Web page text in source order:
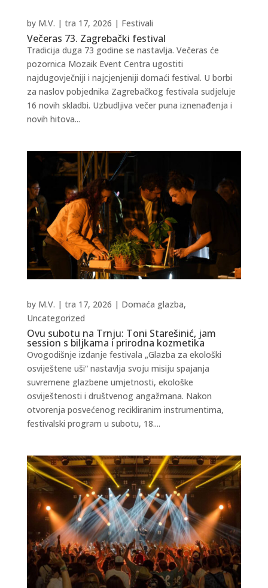
Večeras 73. Zagrebački festival
by M.V. | tra 17, 2026 | Festivali
Tradicija duga 73 godine se nastavlja. Večeras će
pozornica Mozaik Event Centra ugostiti
najdugovječniji i najcjenjeniji domaći festival. U borbi
za naslov pobjednika Zagrebačkog festivala sudjeluje
16 novih skladbi. Uzbudljiva večer puna iznenađenja i
novih hitova...
Ovu subotu na Trnju: Toni Starešinić, jam
session s biljkama i prirodna kozmetika
by M.V. | tra 17, 2026 | Domaća glazba,
Uncategorized
Ovogodišnje izdanje festivala „Glazba za ekološki
osviještene uši“ nastavlja svoju misiju spajanja
suvremene glazbene umjetnosti, ekološke
osviještenosti i društvenog angažmana. Nakon
otvorenja posvećenog recikliranim instrumentima,
festivalski program u subotu, 18....